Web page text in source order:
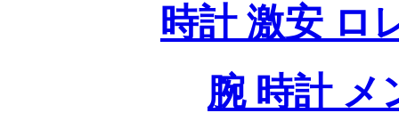
時計 激安 ロ
腕 時計 メ